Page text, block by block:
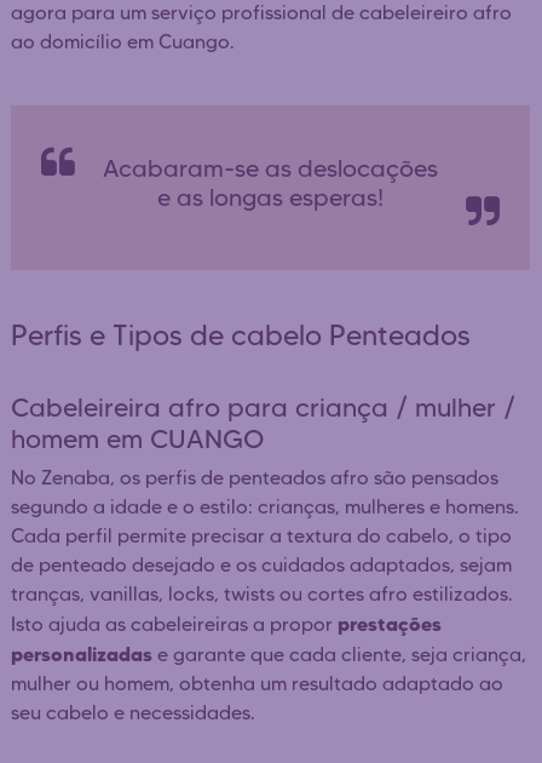
agora para um serviço profissional de cabeleireiro afro
ao domicílio em Cuango.
Acabaram-se as deslocações
e as longas esperas!
Perfis e Tipos de cabelo Penteados
Cabeleireira afro para criança / mulher /
homem em CUANGO
No Zenaba, os perfis de penteados afro são pensados
segundo a idade e o estilo: crianças, mulheres e homens.
Cada perfil permite precisar a textura do cabelo, o tipo
de penteado desejado e os cuidados adaptados, sejam
tranças, vanillas, locks, twists ou cortes afro estilizados.
Isto ajuda as cabeleireiras a propor prestações
personalizadas e garante que cada cliente, seja criança,
mulher ou homem, obtenha um resultado adaptado ao
seu cabelo e necessidades.